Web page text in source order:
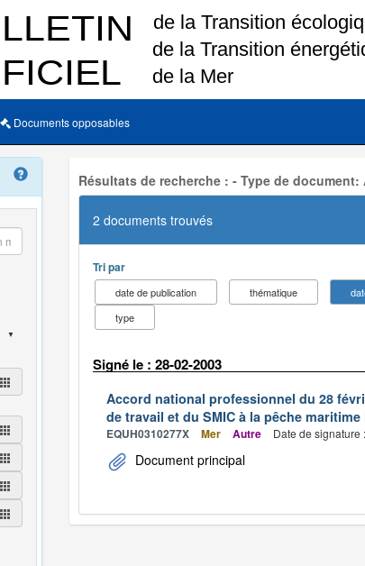
Documents opposables
Résultats de recherche : - Type de
2 documents trouvés
Tri par
date de publication thématique
type
Signé le : 28-02-2003
Accord national professionnel du 28
de travail et du SMIC à la pêche
EQUH0310277X Mer Autre Date de signature
Document principal